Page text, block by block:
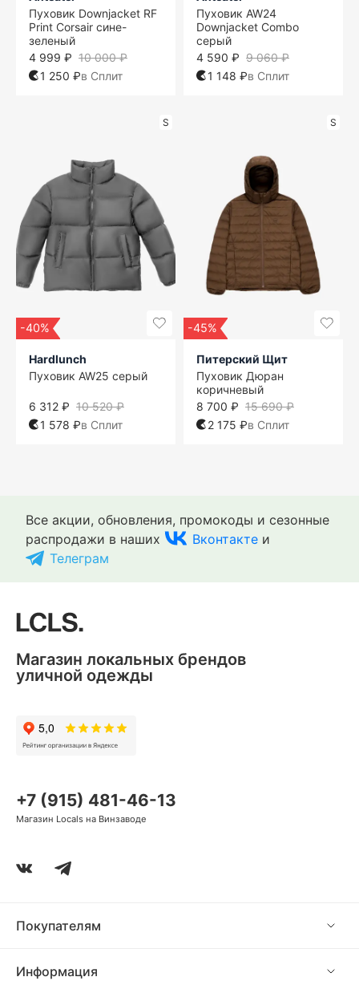
Пуховик Downjacket RF
Print Corsair сине-
зеленый
10 000 ₽
4 999 ₽
1 250 ₽в Сплит
Пуховик AW24
Downjacket Combo
серый
9 060 ₽
4 590 ₽
1 148 ₽в Сплит
S
-40%
Hardlunch
Пуховик AW25 серый
10 520 ₽
6 312 ₽
1 578 ₽в Сплит
S
-45%
Питерский Щит
Пуховик Дюран
коричневый
15 690 ₽
8 700 ₽
2 175 ₽в Сплит
Все акции, обновления, промокоды и сезонные
распродажи в наших
Вконтакте и
Телеграм
Покупателям
Информация
+7 (915) 481-46-13
Магазин Locals на Винзаводе
Магазин локальных брендов
уличной одежды